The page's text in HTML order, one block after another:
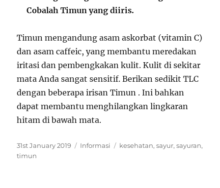
Cobalah Timun yang diiris.
Timun mengandung asam askorbat (vitamin C)
dan asam caffeic, yang membantu meredakan
iritasi dan pembengkakan kulit. Kulit di sekitar
mata Anda sangat sensitif. Berikan sedikit TLC
dengan beberapa irisan Timun . Ini bahkan
dapat membantu menghilangkan lingkaran
hitam di bawah mata.
P
o
31st January 2019
C
Informasi
T
kesehatan,sayur,sayuran,
timun